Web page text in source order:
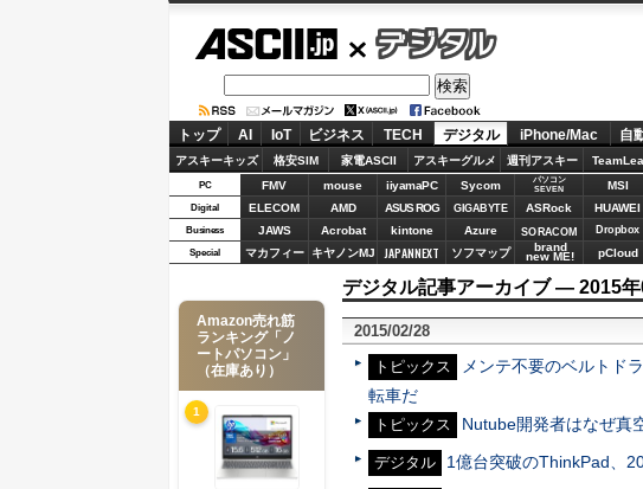
デジタル
トップ AI IoT ビジネス TECH デジタル iPhone/Mac 自
アスキーキッズ 格安SIM 家電ASCII アスキーグルメ 週刊アスキー
PC FMV mouse iiyamaPC Sycom
パソコン
SEVEN
MSI
Digital ELECOM AMD ASUS ROG GIGABYTE ASRock HUAWEI
Business JAWS Acrobat kintone Azure SORACOM Dropbox
Special マカフィー キヤノンMJ JAPANNEXT ソフマップ brand
new ME! pCloud
デジタル記事アーカイブ ― 2015年
2015/02/28
トピックス
メンテ不要のベルトド
転車だ
トピックス Nutube開発者はなぜ真
デジタル 1億台突破のThinkPad、
Amazon売れ筋
ランキング「ノ
ートパソコン」
（在庫あり）
1